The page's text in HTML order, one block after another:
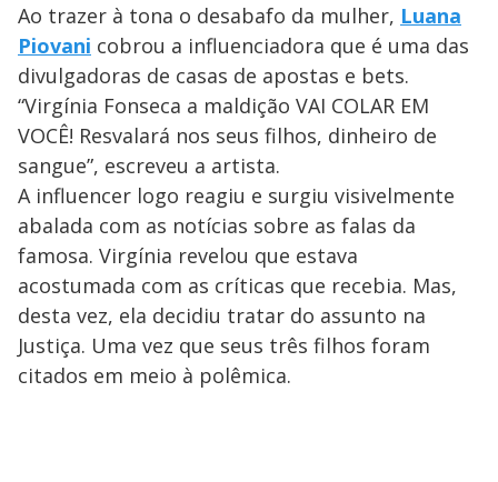
Ao trazer à tona o desabafo da mulher, Luana
Piovani cobrou a influenciadora que é uma das
divulgadoras de casas de apostas e bets.
“Virgínia Fonseca a maldição VAI COLAR EM
VOCÊ! Resvalará nos seus filhos, dinheiro de
sangue”, escreveu a artista.
A influencer logo reagiu e surgiu visivelmente
abalada com as notícias sobre as falas da
famosa. Virgínia revelou que estava
acostumada com as críticas que recebia. Mas,
desta vez, ela decidiu tratar do assunto na
Justiça. Uma vez que seus três filhos foram
citados em meio à polêmica.